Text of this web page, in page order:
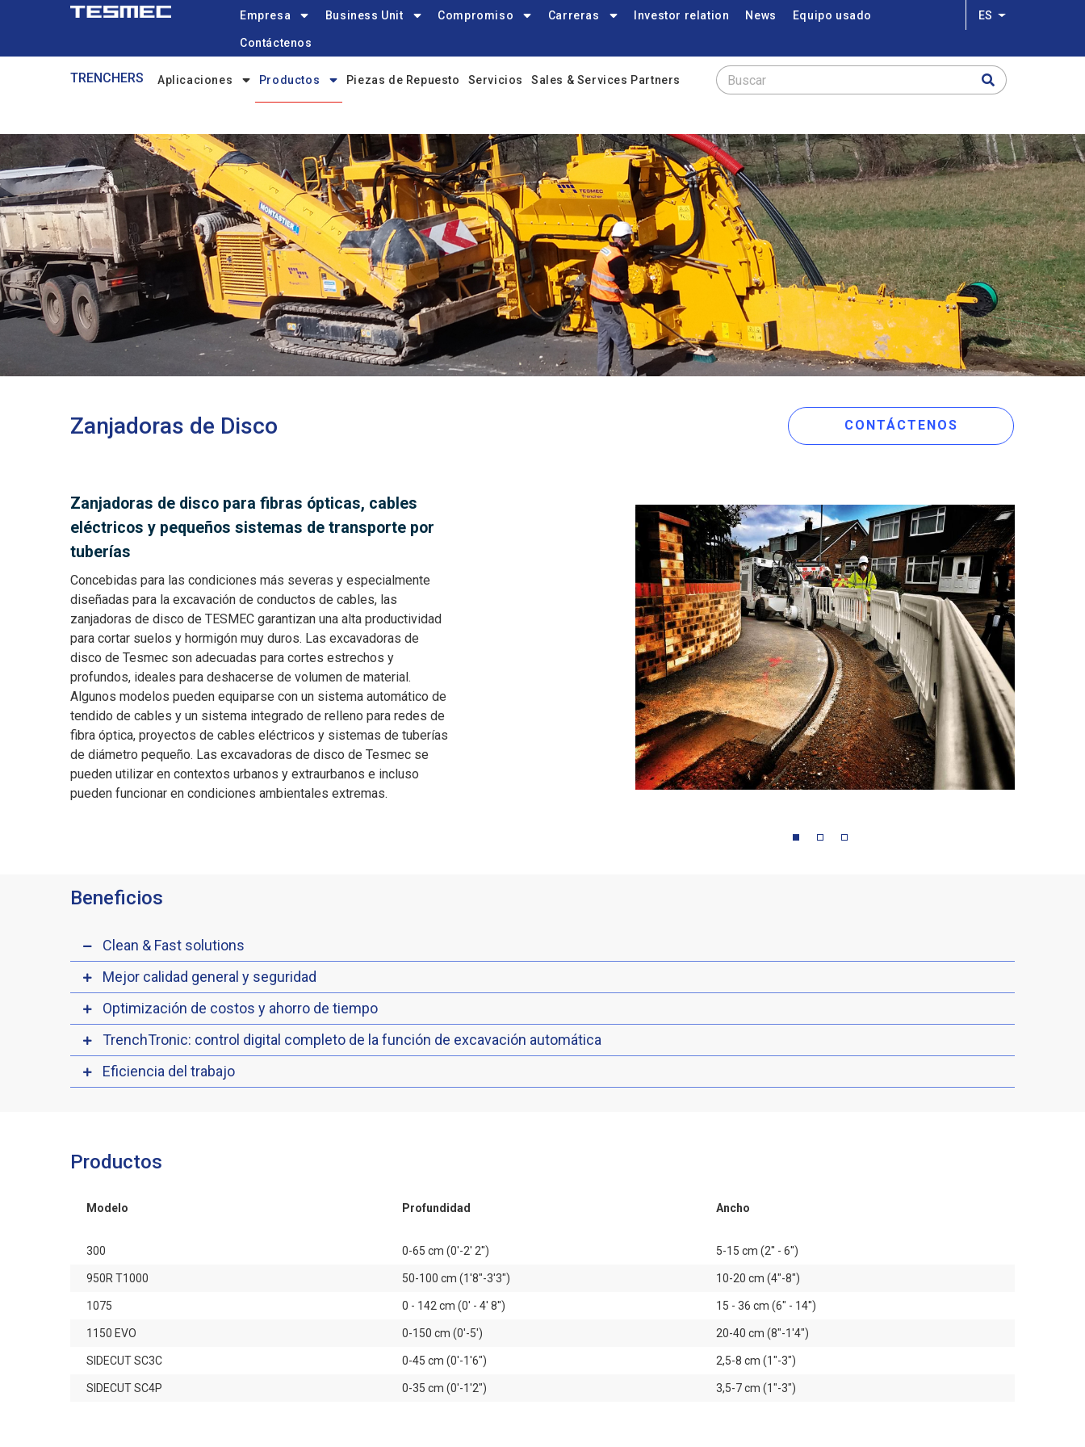
Main
Empresa Business Unit Compromiso Carreras Investor relation News Equipo usado
Contáctenos
ES Lista adicional
TRENCHERS
menu
Aplicaciones Productos Piezas de Repuesto Servicios Sales & Services Partners Buscar
Zanjadoras de Disco CONTÁCTENOS
Zanjadoras de disco para fibras ópticas, cables
eléctricos y pequeños sistemas de transporte por
tuberías
Concebidas para las condiciones más severas y especialmente
diseñadas para la excavación de conductos de cables, las
zanjadoras de disco de TESMEC garantizan una alta productividad
para cortar suelos y hormigón muy duros. Las excavadoras de
disco de Tesmec son adecuadas para cortes estrechos y
profundos, ideales para deshacerse de volumen de material.
Algunos modelos pueden equiparse con un sistema automático de
tendido de cables y un sistema integrado de relleno para redes de
fibra óptica, proyectos de cables eléctricos y sistemas de tuberías
de diámetro pequeño. Las excavadoras de disco de Tesmec se
pueden utilizar en contextos urbanos y extraurbanos e incluso
pueden funcionar en condiciones ambientales extremas.
Beneficios
Clean & Fast solutions
Mejor calidad general y seguridad
Optimización de costos y ahorro de tiempo
TrenchTronic: control digital completo de la función de excavación automática
Eficiencia del trabajo
Productos
Modelo Profundidad Ancho
300 0-65 cm (0'-2' 2'') 5-15 cm (2'' - 6'')
950R T1000 50-100 cm (1'8"-3'3") 10-20 cm (4"-8")
1075 0 - 142 cm (0' - 4' 8'') 15 - 36 cm (6" - 14'')
1150 EVO 0-150 cm (0'-5') 20-40 cm (8"-1'4")
SIDECUT SC3C 0-45 cm (0'-1'6") 2,5-8 cm (1"-3")
SIDECUT SC4P 0-35 cm (0'-1'2") 3,5-7 cm (1"-3")